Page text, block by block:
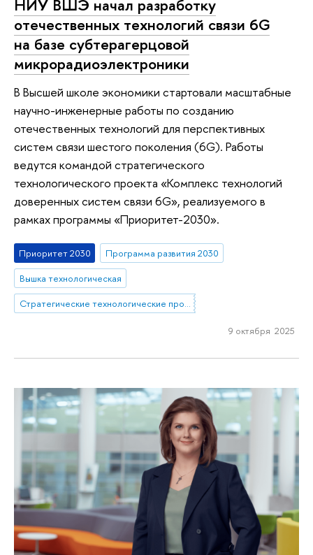
НИУ ВШЭ начал разработку
отечественных технологий связи 6G
на базе субтерагерцовой
микрорадиоэлектроники
В Высшей школе экономики стартовали масштабные
научно-инженерные работы по созданию
отечественных технологий для перспективных
систем связи шестого поколения (6G). Работы
ведутся командой стратегического
технологического проекта «Комплекс технологий
доверенных систем связи 6G», реализуемого в
рамках программы «Приоритет-2030».
Приоритет 2030
Программа развития 2030
Вышка технологическая
Стратегические технологические проекты
9 октября 2025